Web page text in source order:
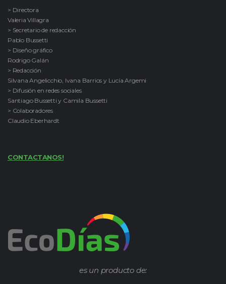
> Directora
Valeria Villagra
> Secretario de redacción
Pablo Bussetti
> Diseño gráfico
Rodrigo Galán
> Redacción
Silvana Angelicchio, Ivana Barrios y Lucía Argemi
> Difusión en redes sociales
Santiago Bussetti y Camila Bussetti
> Colaboradores
Claudio Eberhardt
CONTACTANOS!
es un producto de: